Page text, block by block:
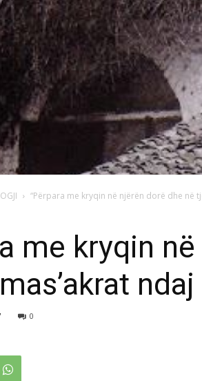
“Përpara me kryqin në njërën dorë dhe në
me kryqin
0